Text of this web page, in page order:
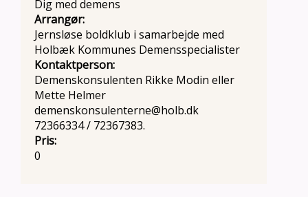
Dig med demens
Arrangør:
Jernsløse boldklub i samarbejde med
Holbæk Kommunes Demensspecialister
Kontaktperson:
Demenskonsulenten Rikke Modin eller
Mette Helmer
demenskonsulenterne@holb.dk
72366334 / 72367383.
Pris:
0